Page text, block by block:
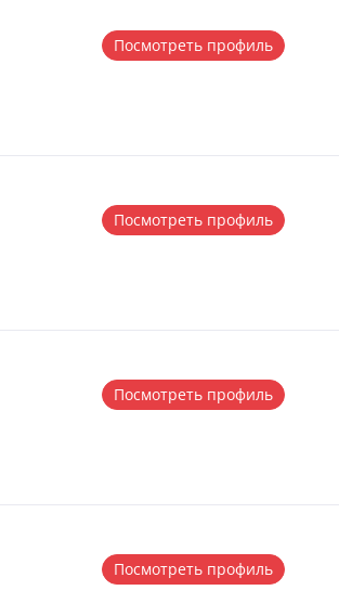
Посмотреть профиль
Посмотреть профиль
Посмотреть профиль
Посмотреть профиль